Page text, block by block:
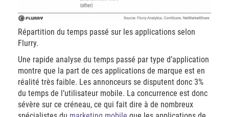
Répartition du temps passé sur les applications selon
Flurry.
Une rapide analyse du temps passé par type d’application
montre que la part de ces applications de marque est en
réalité très faible. Les annonceurs se disputent donc 3%
du temps de l’utilisateur mobile. La concurrence est donc
sévère sur ce créneau, ce qui fait dire à de nombreux